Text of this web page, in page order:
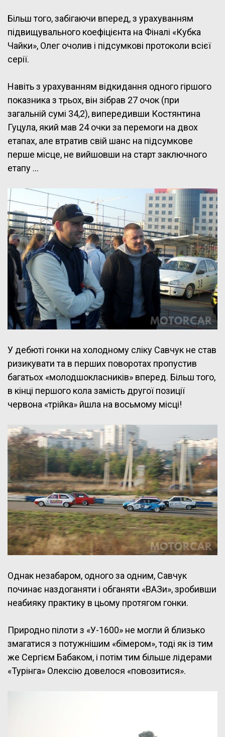
Більш того, забігаючи вперед, з урахуванням
підвищувального коефіцієнта на Фіналі «Кубка
Чайки», Олег очолив і підсумкові протоколи всієї
серії.
Навіть з урахуванням відкидання одного гіршого
показника з трьох, він зібрав 27 очок (при
загальній сумі 34,2), випередивши Костянтина
Гуцула, який мав 24 очки за перемоги на двох
етапах, але втратив свій шанс на підсумкове
перше місце, не вийшовши на старт заключного
етапу …
У дебюті гонки на холодному сліку Савчук не став
ризикувати та в перших поворотах пропустив
багатьох «молодшокласників» вперед. Більш того,
в кінці першого кола замість другої позиції
червона «трійка» йшла на восьмому місці!
Однак незабаром, одного за одним, Савчук
починає наздоганяти і обганяти «ВАЗи», зробивши
неабияку практику в цьому протягом гонки.
Природно пілоти з «У-1600» не могли й близько
змагатися з потужнішим «бімером», тоді як із тим
же Сергієм Бабаком, і потім тим більше лідерами
«Турінга» Олексію довелося «повозитися».